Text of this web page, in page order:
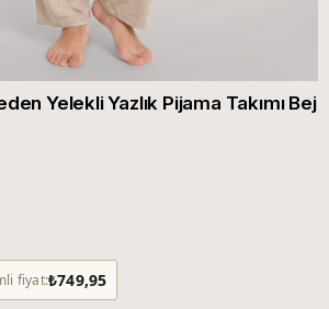
Yelekli Yazlık Pijama Takımı Bej
fiyat:₺749,95